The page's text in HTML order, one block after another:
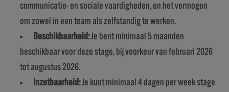
communicatie- en sociale vaardigheden, en het vermogen
om zowel in een team als zelfstandig te werken.
Beschikbaarheid:Je bent minimaal 5 maanden
beschikbaar voor deze stage, bij voorkeur van februari 2026
tot augustus 2026.
Inzetbaarheid:Je kunt minimaal 4 dagen per week stage